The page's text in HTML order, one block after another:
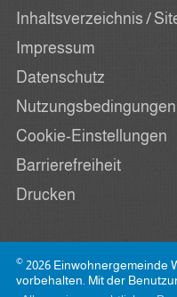
Inhaltsverzeichnis /
Impressum
Datenschutz
Cookie-Einstellungen
Barrierefreiheit
Drucken
© 2026 Einwohnergemeinde
vorbehalten. Mit der